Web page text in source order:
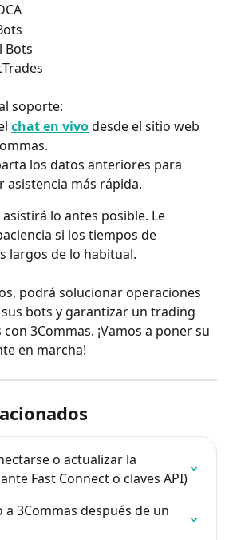
Bots
soporte:
chat en vivo desde el sitio web
los datos anteriores para
asistencia más rápida.
lo antes posible. Le
si los tiempos de
largos de lo habitual.
podrá solucionar operaciones
bots y garantizar un trading
3Commas. ¡Vamos a poner su
en marcha!
o actualizar la
Fast Connect o claves API)
a 3Commas después de un